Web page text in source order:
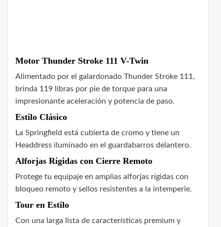
Motor Thunder Stroke 111 V-Twin
Alimentado por el galardonado Thunder Stroke 111,
brinda 119 libras por pie de torque para una
impresionante aceleración y potencia de paso.
Estilo Clásico
La Springfield está cubierta de cromo y tiene un
Headdress iluminado en el guardabarros delantero.
Alforjas Rígidas con Cierre Remoto
Protege tu equipaje en amplias alforjas rígidas con
bloqueo remoto y sellos resistentes a la intemperie.
Tour en Estilo
Con una larga lista de características premium y